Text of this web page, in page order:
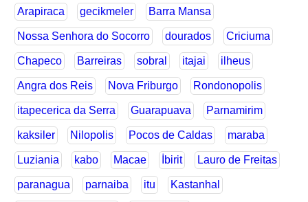
Arapiraca gecikmeler Barra Mansa
Nossa Senhora do Socorro dourados Criciuma
Chapeco Barreiras sobral itajai ilheus
Angra dos Reis Nova Friburgo Rondonopolis
itapecerica da Serra Guarapuava Parnamirim
kaksiler Nilopolis Pocos de Caldas maraba
Luziania kabo Macae İbirit Lauro de Freitas
paranagua parnaiba itu Kastanhal